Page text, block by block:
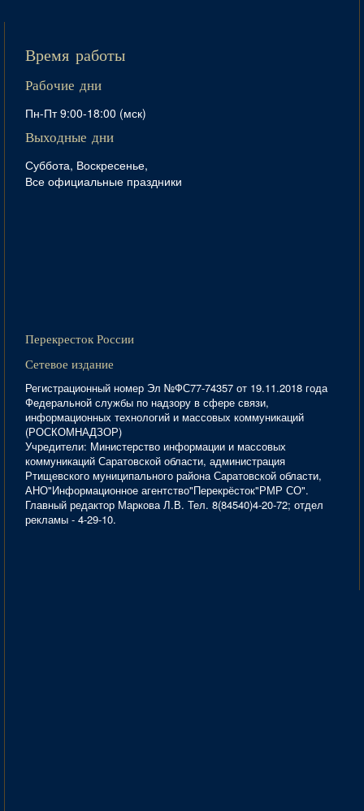
Время работы
Рабочие дни
Пн-Пт 9:00-18:00 (мск)
Выходные дни
Суббота, Воскресенье,
Все официальные праздники
Перекресток России
Сетевое издание
Регистрационный номер Эл №ФС77-74357 от 19.11.2018 года
Федеральной службы по надзору в сфере связи,
информационных технологий и массовых коммуникаций
(РОСКОМНАДЗОР)
Учредители: Министерство информации и массовых
коммуникаций Саратовской области, администрация
Ртищевского муниципального района Саратовской области,
АНО"Информационное агентство"Перекрёсток"РМР СО".
Главный редактор Маркова Л.В. Тел. 8(84540)4-20-72; отдел
рекламы - 4-29-10.